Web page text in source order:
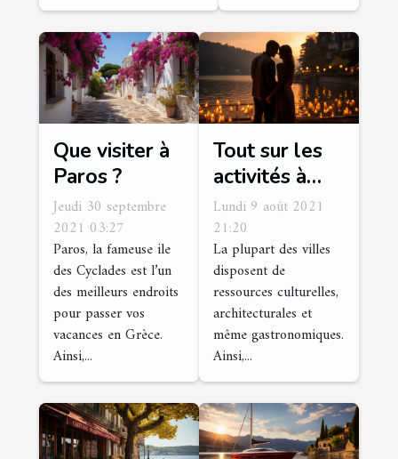
Que visiter à
Paros ?
Jeudi 30 septembre
2021 03:27
Paros, la fameuse ile
des Cyclades est l’un
des meilleurs endroits
pour passer vos
vacances en Grèce.
Ainsi,...
Tout sur les
activités à
mener durant
les voyages
en amoureux
Lundi 9 août 2021
21:20
La plupart des villes
disposent de
ressources culturelles,
architecturales et
même gastronomiques.
Ainsi,...